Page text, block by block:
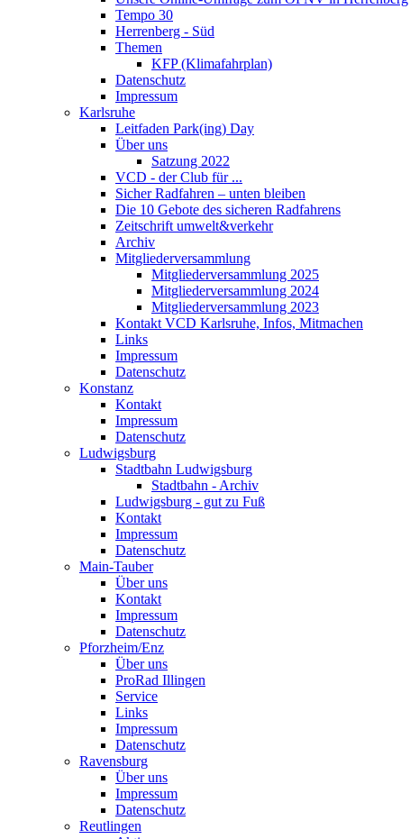
Tempo 30
Herrenberg - Süd
Themen
KFP (Klimafahrplan)
Datenschutz
Impressum
Karlsruhe
Leitfaden Park(ing) Day
Über uns
Satzung 2022
VCD - der Club für ...
Sicher Radfahren – unten bleiben
Die 10 Gebote des sicheren Radfahrens
Zeitschrift umwelt&verkehr
Archiv
Mitgliederversammlung
Mitgliederversammlung 2025
Mitgliederversammlung 2024
Mitgliederversammlung 2023
Kontakt VCD Karlsruhe, Infos, Mitmachen
Links
Impressum
Datenschutz
Konstanz
Kontakt
Impressum
Datenschutz
Ludwigsburg
Stadtbahn Ludwigsburg
Stadtbahn - Archiv
Ludwigsburg - gut zu Fuß
Kontakt
Impressum
Datenschutz
Main-Tauber
Über uns
Kontakt
Impressum
Datenschutz
Pforzheim/Enz
Über uns
ProRad Illingen
Service
Links
Impressum
Datenschutz
Ravensburg
Über uns
Impressum
Datenschutz
Reutlingen